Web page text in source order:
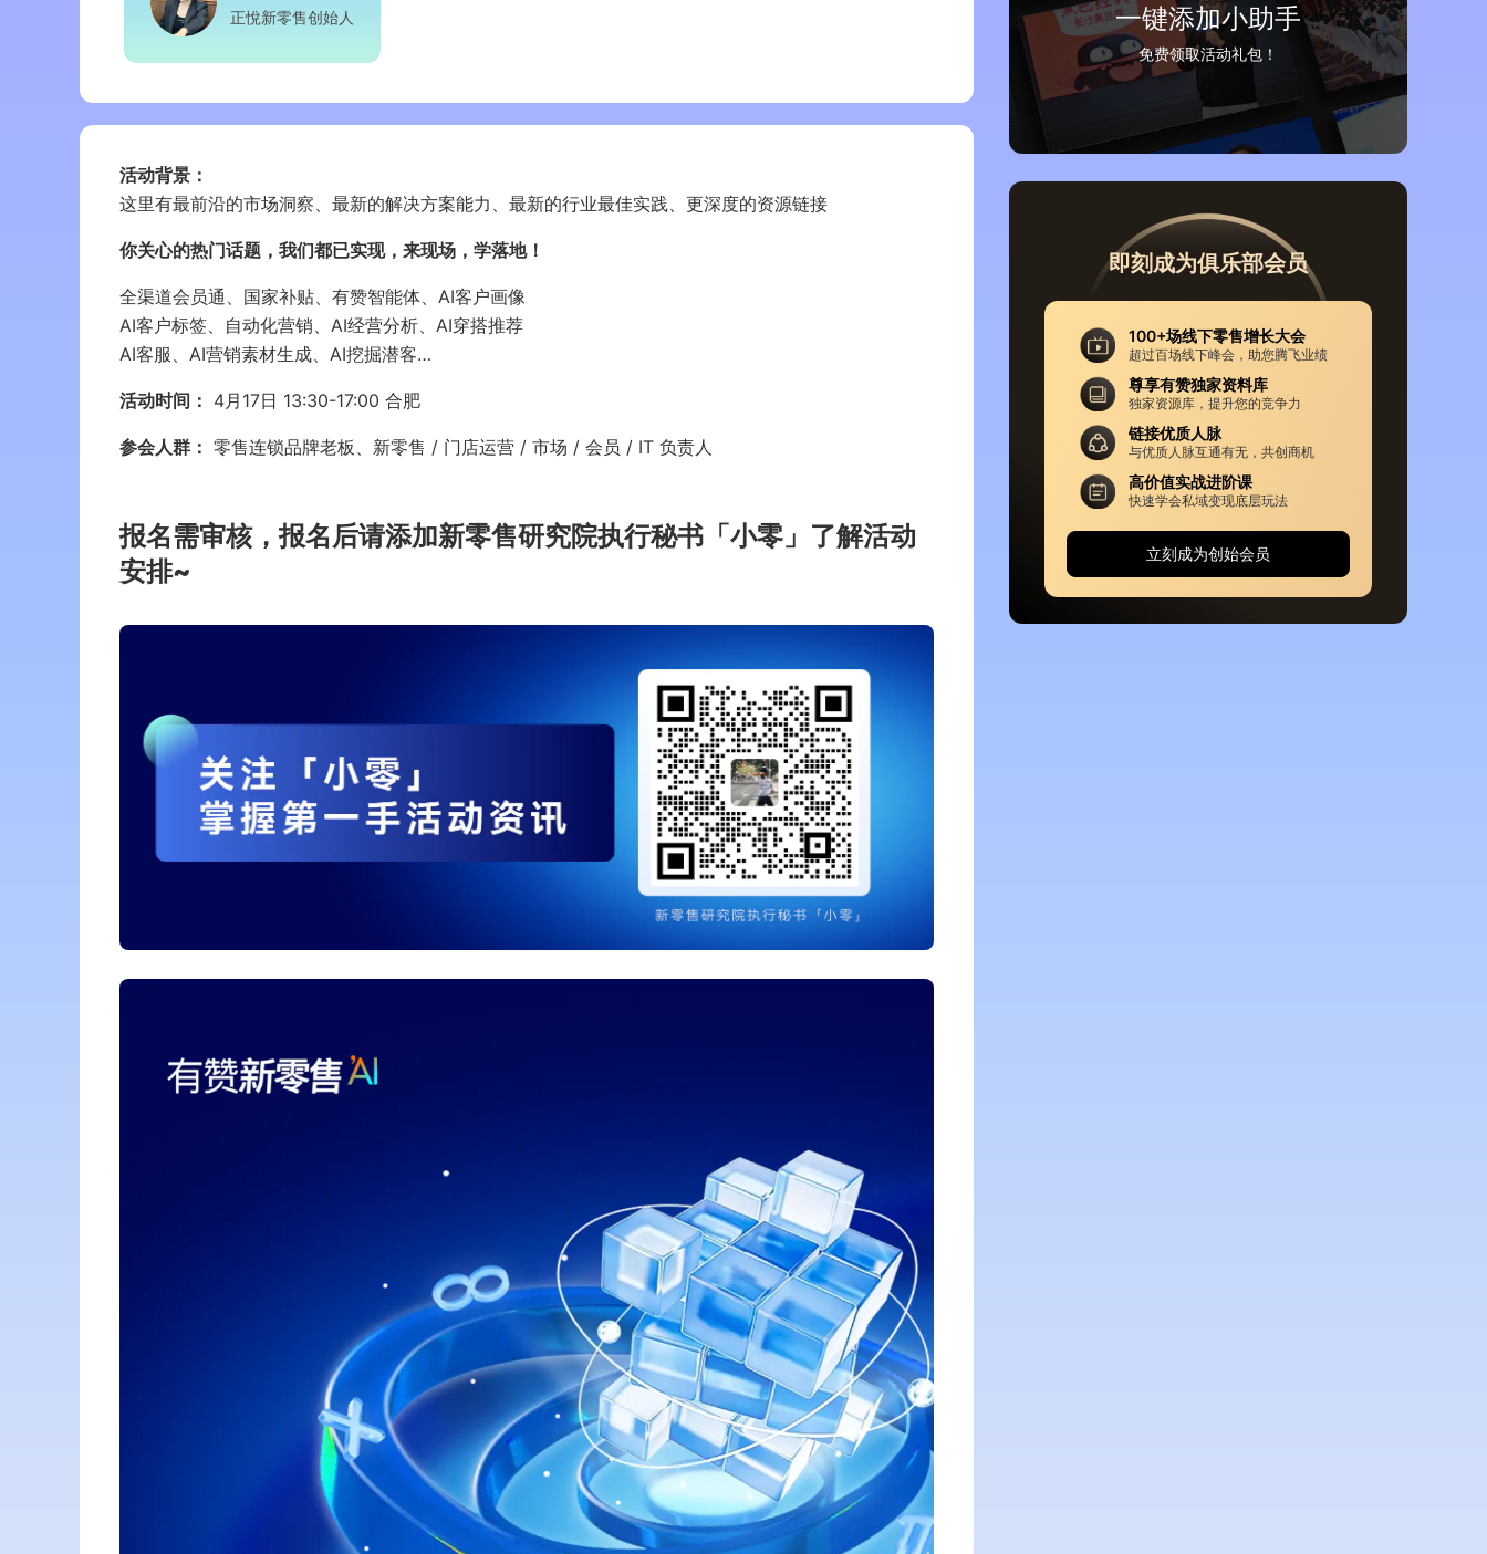
正悅新零售创始人
活动背景：
这里有最前沿的市场洞察、最新的解决方案能力、最新的行业最佳实践、更深度的资源链接
你关心的热门话题，我们都已实现，来现场，学落地！
全渠道会员通、国家补贴、有赞智能体、AI客户画像
AI客户标签、自动化营销、AI经营分析、AI穿搭推荐
AI客服、AI营销素材生成、AI挖掘潜客…
活动时间： 4月17日 13:30-17:00 合肥
参会人群： 零售连锁品牌老板、新零售 / 门店运营 / 市场 / 会员 / IT 负责人
报名需审核，报名后请添加新零售研究院执行秘书「小零」了解活动
安排~
一键添加小助手
免费领取活动礼包！
即刻成为俱乐部会员
100+场线下零售增长大会
超过百场线下峰会，助您腾飞业绩
尊享有赞独家资料库
独家资源库，提升您的竞争力
链接优质人脉
与优质人脉互通有无，共创商机
高价值实战进阶课
快速学会私域变现底层玩法
立刻成为创始会员